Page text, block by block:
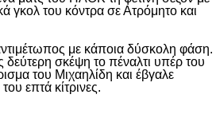
γκολ του κόντρα σε Ατρόμητο και
με κάποια δύσκολη φάση.
δεύτερη σκέψη το πέναλτι υπέρ του
του Μιχαηλίδη και έβγαλε
επτά κίτρινες.